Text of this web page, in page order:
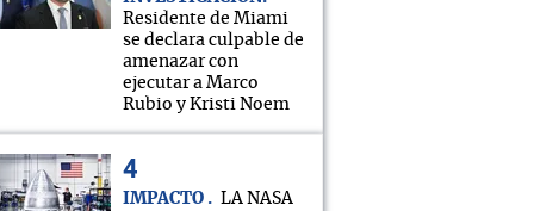
Residente de Miami
se declara culpable de
amenazar con
ejecutar a Marco
Rubio y Kristi Noem
IMPACTO
LA NASA